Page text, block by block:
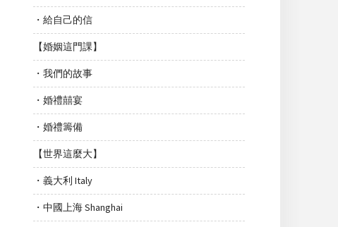
・給自己的信
【婚姻這門課】
・我們的故事
・婚禮囍宴
・婚禮籌備
【世界這麼大】
・義大利 Italy
・中國上海 Shanghai